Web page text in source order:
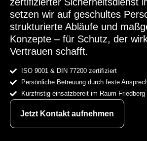
setzen wir auf geschultes
strukturierte Abläufe und
Konzepte – für Schutz, der
Vertrauen schafft.
ISO 9001 & DIN 77200 zertifiziert
Persönliche Betreuung durch feste
Kurzfristig einsatzbereit im Raum Friedberg
Jetzt Kontakt aufnehmen